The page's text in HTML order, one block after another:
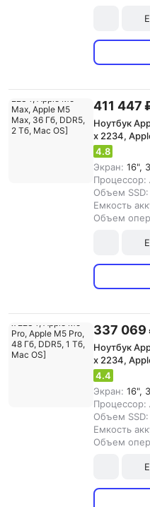
411 447
Ноутбук
x 2234,
DDR5, 2 Тб,
4.8
Экран: 16",
Процессор:
Объем SSD:
Емкость
Объем
337 069
Ноутбук
x 2234,
DDR5, 1 Тб,
4.4
Экран: 16",
Процессор:
Объем SSD:
Емкость
Объем